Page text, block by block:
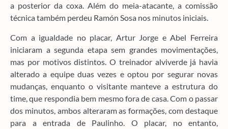
a posterior da coxa. Além do meia-atacante, a comissão
técnica também perdeu Ramón Sosa nos minutos iniciais.
Com a igualdade no placar, Artur Jorge e Abel Ferreira
iniciaram a segunda etapa sem grandes movimentações,
mas por motivos distintos. O treinador alviverde já havia
alterado a equipe duas vezes e optou por segurar novas
mudanças, enquanto o visitante manteve a estrutura do
time, que respondia bem mesmo fora de casa. Com o passar
dos minutos, ambos alteraram as formações, com destaque
para a entrada de Paulinho. O placar, no entanto,